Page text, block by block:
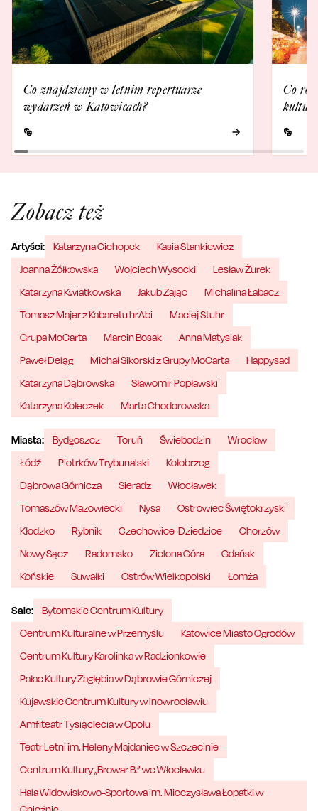
Co znajdziemy w letnim repertuarze
wydarzeń w Katowicach?
Co
Zobacz też
Artyści: Katarzyna Cichopek
Kasia Stankiewicz
Joanna Żółkowska
Wojciech Wysocki
Lesław Żurek
Katarzyna Kwiatkowska
Jakub Zając
Michalina Łabacz
Tomasz Majer z Kabaretu hrAbi
Maciej Stuhr
Grupa MoCarta
Marcin Bosak
Anna Matysiak
Paweł Deląg
Michał Sikorski z Grupy MoCarta
Happysad
Katarzyna Dąbrowska
Sławomir Popławski
Katarzyna Kołeczek
Marta Chodorowska
Miasta: Bydgoszcz Toruń Świebodzin
Wrocław
Łódź
Piotrków Trybunalski
Kołobrzeg
Dąbrowa Górnicza
Sieradz
Włocławek
Tomaszów Mazowiecki
Nysa
Ostrowiec Świętokrzyski
Kłodzko
Rybnik Czechowice-Dziedzice
Chorzów
Nowy Sącz
Radomsko Zielona Góra
Gdańsk
Końskie
Suwałki Ostrów Wielkopolski Łomża
Sale:
Bytomskie Centrum Kultury
Centrum Kulturalne w Przemyślu
Katowice Miasto Ogrodów
Centrum Kultury Karolinka w Radzionkowie
Pałac Kultury Zagłębia w Dąbrowie Górniczej
Kujawskie Centrum Kultury w Inowrocławiu
Amfiteatr Tysiąclecia w Opolu
Teatr Letni im. Heleny Majdaniec w Szczecinie
Centrum Kultury „Browar B.” we Włocławku
Hala Widowiskowo-Sportowa im. Mieczysława Łopatki w